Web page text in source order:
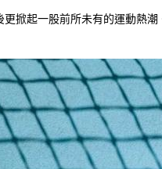
掀起一股前所未有的運動熱